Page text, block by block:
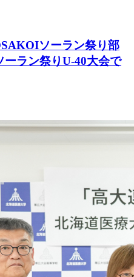
ソーラン祭り部
ラン祭りU-40大会で